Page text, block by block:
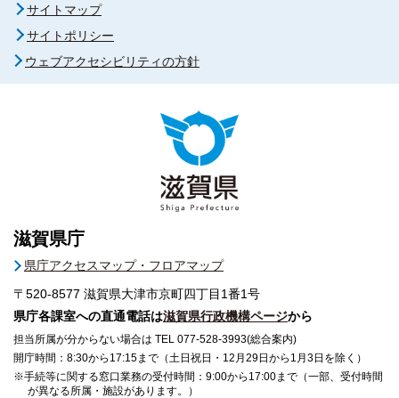
サイトマップ
サイトポリシー
ウェブアクセシビリティの方針
滋賀県庁
県庁アクセスマップ・フロアマップ
〒520-8577 滋賀県大津市京町四丁目1番1号
県庁各課室への直通電話は滋賀県行政機構ページから
担当所属が分からない場合は TEL 077-528-3993(総合案内)
開庁時間：8:30から17:15まで（土日祝日・12月29日から1月3日を除く）
※手続等に関する窓口業務の受付時間：9:00から17:00まで（一部、受付時間
が異なる所属・施設があります。）